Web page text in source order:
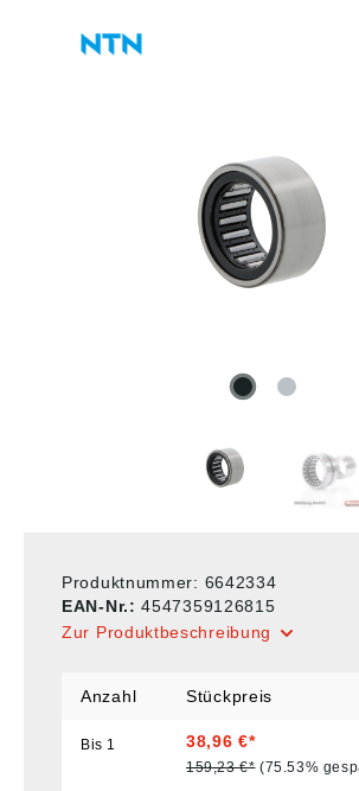
Produktnummer: 6642334
EAN-Nr.:4547359126815
Zur Produktbeschreibung
Anzahl Stückpreis
Bis 1 38,96 €*
159,23 €* (75.53%